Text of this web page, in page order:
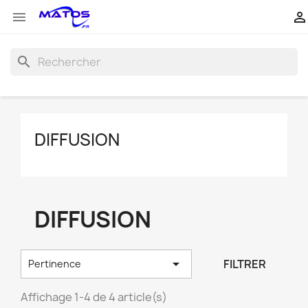
 
search
DIFFUSION
DIFFUSION
Pertinence  FILTRER
Affichage 1-4 de 4 article(s)